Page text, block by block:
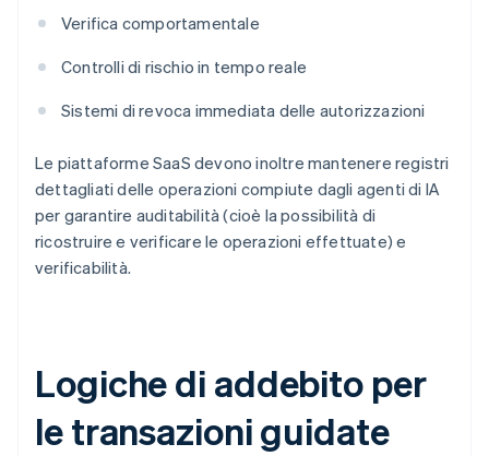
Verifica comportamentale
Controlli di rischio in tempo reale
Sistemi di revoca immediata delle autorizzazioni
Le piattaforme SaaS devono inoltre mantenere registri
dettagliati delle operazioni compiute dagli agenti di IA
per garantire auditabilità (cioè la possibilità di
ricostruire e verificare le operazioni effettuate) e
verificabilità.
Logiche di addebito per
le transazioni guidate